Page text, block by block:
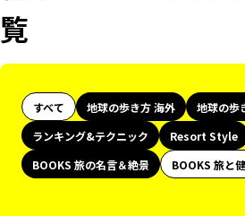
覧
すべて 地球の歩き方 海外 地球の歩
ランキング&テクニック
Resort Style
BOOKS 旅の名言＆絶景
BOOKS 旅と